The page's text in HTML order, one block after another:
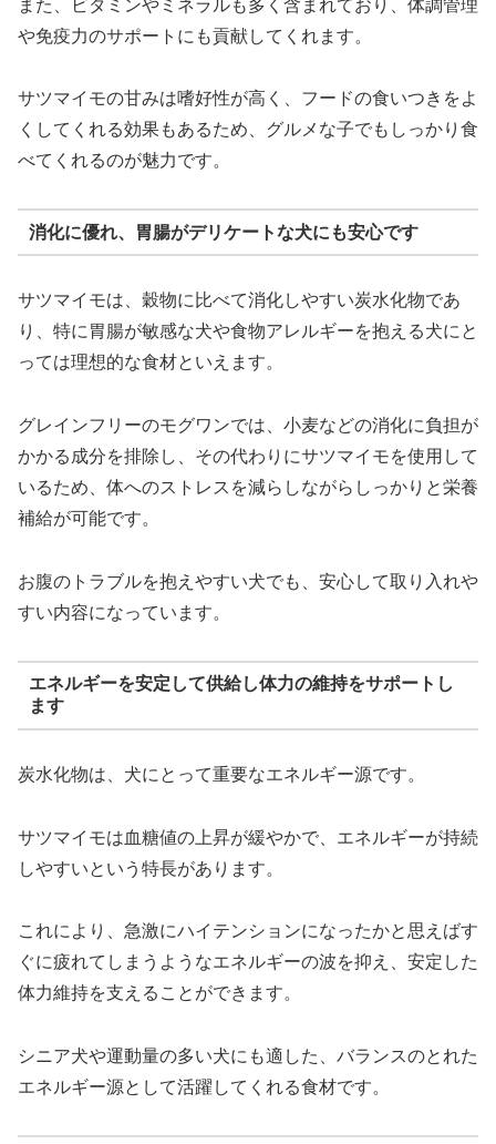
また、ビタミンやミネラルも多く含まれており、体調管理
や免疫力のサポートにも貢献してくれます。
サツマイモの甘みは嗜好性が高く、フードの食いつきをよ
くしてくれる効果もあるため、グルメな子でもしっかり食
べてくれるのが魅力です。
消化に優れ、胃腸がデリケートな犬にも安心です
サツマイモは、穀物に比べて消化しやすい炭水化物であ
り、特に胃腸が敏感な犬や食物アレルギーを抱える犬にと
っては理想的な食材といえます。
グレインフリーのモグワンでは、小麦などの消化に負担が
かかる成分を排除し、その代わりにサツマイモを使用して
いるため、体へのストレスを減らしながらしっかりと栄養
補給が可能です。
お腹のトラブルを抱えやすい犬でも、安心して取り入れや
すい内容になっています。
エネルギーを安定して供給し体力の維持をサポートし
ます
炭水化物は、犬にとって重要なエネルギー源です。
サツマイモは血糖値の上昇が緩やかで、エネルギーが持続
しやすいという特長があります。
これにより、急激にハイテンションになったかと思えばす
ぐに疲れてしまうようなエネルギーの波を抑え、安定した
体力維持を支えることができます。
シニア犬や運動量の多い犬にも適した、バランスのとれた
エネルギー源として活躍してくれる食材です。